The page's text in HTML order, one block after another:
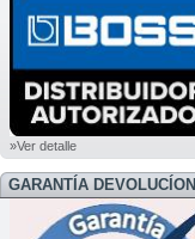
»Ver detalle
GARANTÍA DEVOLUCÍON